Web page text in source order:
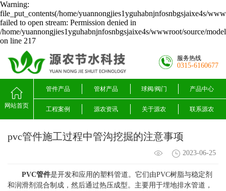
Warning:
file_put_contents(/home/yuannongjies1yguhabnjnfosnbgsjaixe4s/
failed to open stream: Permission denied in
/home/yuannongjies1yguhabnjnfosnbgsjaixe4s/wwwroot/source/
on line 217
服务热线
0315-6160677
网站首页
管件产品 管材产品 球阀/阀门 产品中心
工程案例 源农资讯 关于源农 联系源农
pvc管件施工过程中管沟挖掘的注意事项
2023-06-25
PVC管件是开发和应用的塑料管道。它们由PVC树脂与稳定剂
和润滑剂混合制成，然后通过热压成型。主要用于埋地排水管道，